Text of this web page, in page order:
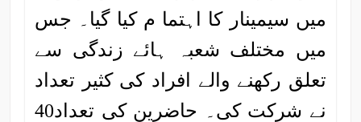
میں سیمینار کا اہتما م کیا گیا۔ جس
میں مختلف شعبہ ہائے زندگی سے
تعلق رکھنے والے افراد کی کثیر تعداد
نے شرکت کی۔ حاضرین کی تعداد40